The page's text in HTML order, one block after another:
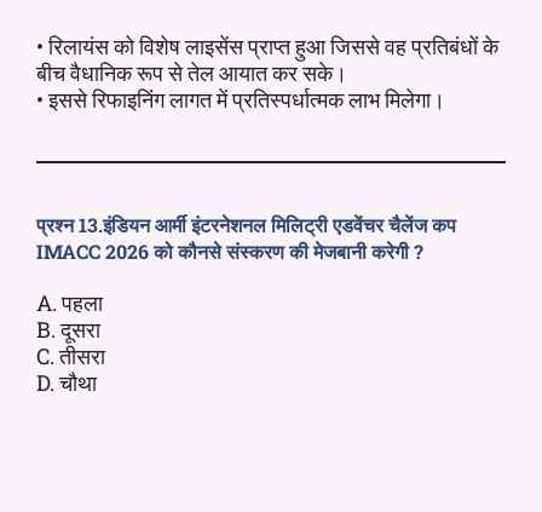
• रिलायंस को विशेष लाइसेंस प्राप्त हुआ जिससे वह प्रतिबंधों के
बीच वैधानिक रूप से तेल आयात कर सके।
• इससे रिफाइनिंग लागत में प्रतिस्पर्धात्मक लाभ मिलेगा।
प्रश्न 13.इंडियन आर्मी इंटरनेशनल मिलिट्री एडवेंचर चैलेंज कप
IMACC 2026 को कौनसे संस्करण की मेजबानी करेगी ?
A. पहला
B. दूसरा
C. तीसरा
D. चौथा